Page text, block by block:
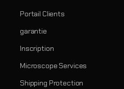
Portail Clients
garantie
Inscription
Microscope Services
Shipping Protection